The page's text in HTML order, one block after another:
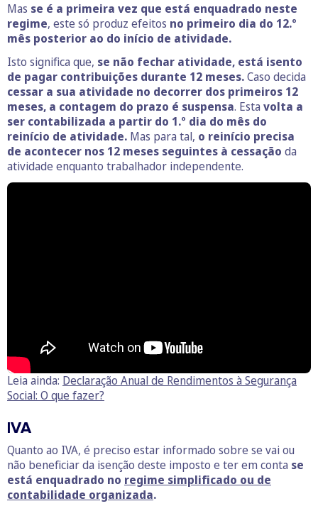
Mas se é a primeira vez que está enquadrado neste
regime, este só produz efeitos no primeiro dia do 12.º
mês posterior ao do início de atividade.
Isto significa que, se não fechar atividade, está isento
de pagar contribuições durante 12 meses.Caso decida
cessar a sua atividade no decorrer dos primeiros 12
meses, a contagem do prazo é suspensa. Esta volta a
ser contabilizada a partir do 1.º dia do mês do
reinício de atividade. Mas para tal, o reinício precisa
de acontecer nos 12 meses seguintes à cessação da
atividade enquanto trabalhador independente.
Leia ainda: Declaração Anual de Rendimentos à Segurança
Social: O que fazer?
IVA
Quanto ao IVA, é preciso estar informado sobre se vai ou
não beneficiar da isenção deste imposto e ter em conta se
está enquadrado no regime simplificado ou de
contabilidade organizada.